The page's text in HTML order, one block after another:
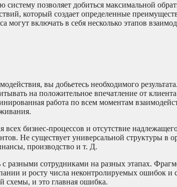
позволяет добиться максимальной
который создает определенные
включать в себя несколько этапов
вы добьетесь необходимого
на положительное впечатление от
работа по всем моментам
бизнес-процессов и отсутствие
Не существует универсальной структуры в
производство и т. Д.
разными сотрудниками на разных этапах.
и росту числа неконтролируемых ошибок и
схемы, и это главная ошибка.